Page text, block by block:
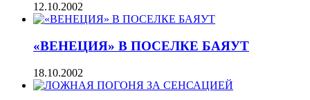
12.10.2002
«ВЕНЕЦИЯ» В ПОСЕЛКЕ БАЯУТ
18.10.2002